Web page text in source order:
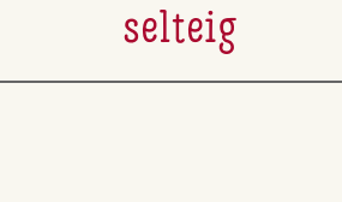
sel­teig